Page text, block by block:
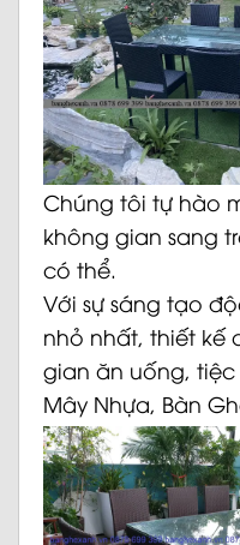
Chúng tôi tự hào
không gian sang
có thể.
Với sự sáng tạo
nhỏ nhất, thiết kế
gian ăn uống, tiệc
Mây Nhựa, Bàn